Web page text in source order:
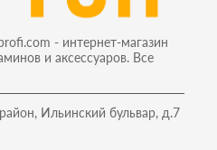
- интернет-магазин
и аксессуаров. Все
Ильинский бульвар, д.7